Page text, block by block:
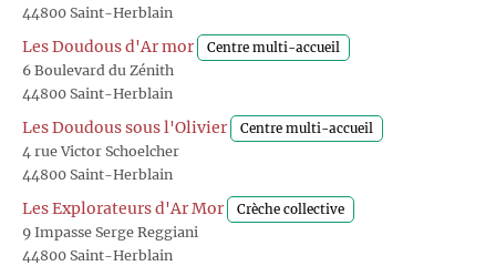
44800 Saint-Herblain
Les Doudous d'Ar mor Centre multi-accueil
6 Boulevard du Zénith
44800 Saint-Herblain
Les Doudous sous l'Olivier Centre multi-accueil
4 rue Victor Schoelcher
44800 Saint-Herblain
Les Explorateurs d'Ar Mor Crèche collective
9 Impasse Serge Reggiani
44800 Saint-Herblain